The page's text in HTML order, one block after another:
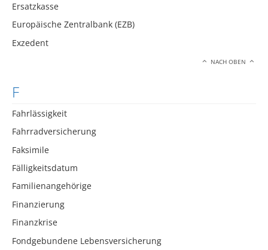
Ersatzkasse
Europäische Zentralbank (EZB)
Exzedent
NACH OBEN
F
Fahrlässigkeit
Fahrradversicherung
Faksimile
Fälligkeitsdatum
Familienangehörige
Finanzierung
Finanzkrise
Fondgebundene Lebensversicherung